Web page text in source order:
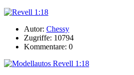
Autor: Chessy
Zugriffe: 10794
Kommentare: 0